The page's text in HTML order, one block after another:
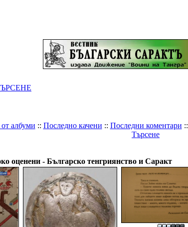
албуми :: Последно качени :: Последни коментари ::
Търсене
оценени - Българско тенгриянство и Саракт